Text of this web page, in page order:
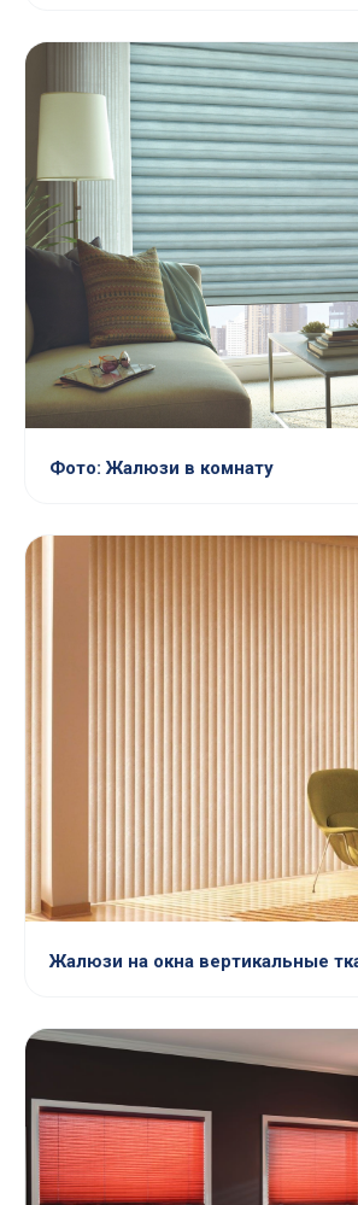
Фото: Жалюзи в комнату
Жалюзи на окна вертикальные